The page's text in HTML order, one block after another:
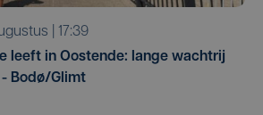
| 17:39
leeft in Oostende: lange wachtrij
Bodø/Glimt